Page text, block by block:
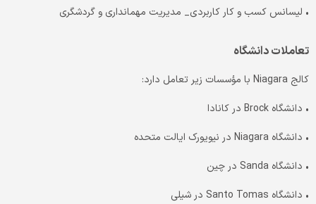
• لیسانس کسب و کار کاربردی_ مدیریت مهمانداری و گردشگری
تعاملات دانشگاه
کالج Niagara با مؤسسات زیر تعامل دارد:
• دانشگاه Brock در کانادا
• دانشگاه Niagara در نیویورک ایالت متحده
• دانشگاه Sanda در چین
• دانشگاه Santo Tomas در شیلی